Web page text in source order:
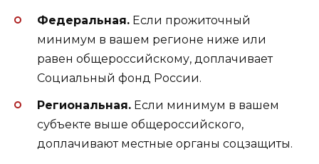
Федеральная. Если прожиточный
минимум в вашем регионе ниже или
равен общероссийскому, доплачивает
Социальный фонд России.
Региональная. Если минимум в вашем
субъекте выше общероссийского,
доплачивают местные органы соцзащиты.